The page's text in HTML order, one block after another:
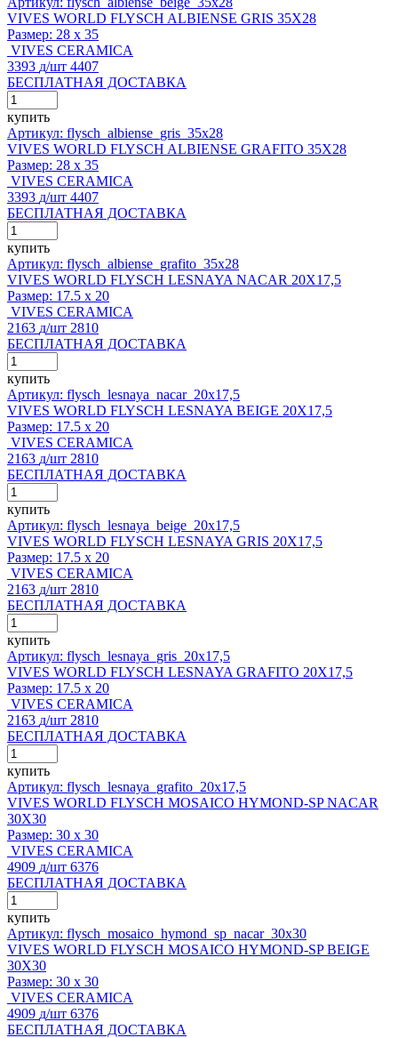
VIVES WORLD FLYSCH ALBIENSE GRIS 35X28
Размер: 28 x 35
VIVES CERAMICA
3393 д/шт 4407
БЕСПЛАТНАЯ ДОСТАВКА
купить
Артикул: flysch_albiense_gris_35x28
VIVES WORLD FLYSCH ALBIENSE GRAFITO 35X28
Размер: 28 x 35
VIVES CERAMICA
3393 д/шт 4407
БЕСПЛАТНАЯ ДОСТАВКА
купить
Артикул: flysch_albiense_grafito_35x28
VIVES WORLD FLYSCH LESNAYA NACAR 20X17,5
Размер: 17.5 x 20
VIVES CERAMICA
2163 д/шт 2810
БЕСПЛАТНАЯ ДОСТАВКА
купить
Артикул: flysch_lesnaya_nacar_20x17,5
VIVES WORLD FLYSCH LESNAYA BEIGE 20X17,5
Размер: 17.5 x 20
VIVES CERAMICA
2163 д/шт 2810
БЕСПЛАТНАЯ ДОСТАВКА
купить
Артикул: flysch_lesnaya_beige_20x17,5
VIVES WORLD FLYSCH LESNAYA GRIS 20X17,5
Размер: 17.5 x 20
VIVES CERAMICA
2163 д/шт 2810
БЕСПЛАТНАЯ ДОСТАВКА
купить
Артикул: flysch_lesnaya_gris_20x17,5
VIVES WORLD FLYSCH LESNAYA GRAFITO 20X17,5
Размер: 17.5 x 20
VIVES CERAMICA
2163 д/шт 2810
БЕСПЛАТНАЯ ДОСТАВКА
купить
Артикул: flysch_lesnaya_grafito_20x17,5
VIVES WORLD FLYSCH MOSAICO HYMOND-SP NACAR
30X30
Размер: 30 x 30
VIVES CERAMICA
4909 д/шт 6376
БЕСПЛАТНАЯ ДОСТАВКА
купить
Артикул: flysch_mosaico_hymond_sp_nacar_30x30
VIVES WORLD FLYSCH MOSAICO HYMOND-SP BEIGE
30X30
Размер: 30 x 30
VIVES CERAMICA
4909 д/шт 6376
БЕСПЛАТНАЯ ДОСТАВКА